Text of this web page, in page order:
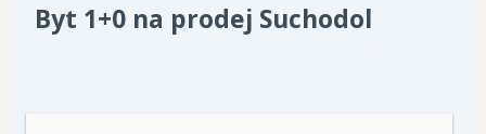
Byt 1+0 na prodej Suchodol